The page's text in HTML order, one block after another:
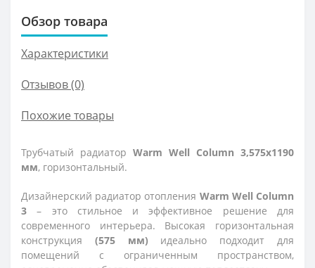
Обзор товара
Характеристики
Отзывов (0)
Похожие товары
Трубчатый радиатор Warm Well Column 3,575x1190
мм, горизонтальный.
Дизайнерский радиатор отопления Warm Well Column
3 – это стильное и эффективное решение для
современного интерьера. Высокая горизонтальная
конструкция (575 мм) идеально подходит для
помещений с ограниченным пространством,